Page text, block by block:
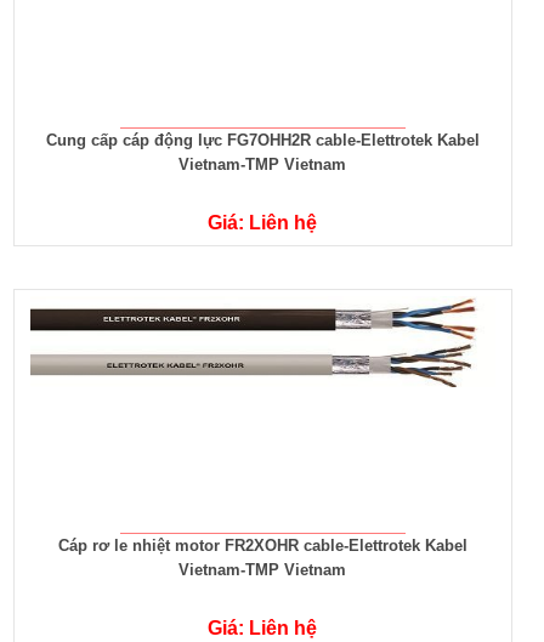
Cung cấp cáp động lực FG7OHH2R cable-Elettrotek Kabel
Vietnam-TMP Vietnam
Giá: Liên hệ
Cáp rơ le nhiệt motor FR2XOHR cable-Elettrotek Kabel
Vietnam-TMP Vietnam
Giá: Liên hệ